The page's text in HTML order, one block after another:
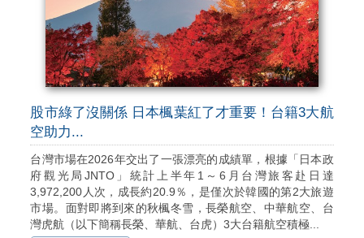
股市綠了沒關係 日本楓葉紅了才重要！台籍3大航
空助力...
台灣市場在2026年交出了一張漂亮的成績單，根據「日本政
府觀光局JNTO」統計上半年1～6月台灣旅客赴日達
3,972,200人次，成長約20.9％，是僅次於韓國的第2大旅遊
市場。面對即將到來的秋楓冬雪，長榮航空、中華航空、台
灣虎航（以下簡稱長榮、華航、台虎）3大台籍航空積極...